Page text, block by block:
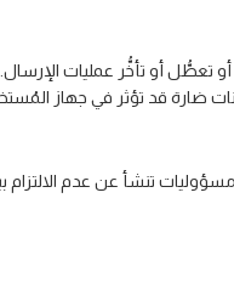
أو تعطُّل أو تأخُّر عمليات
ضارة قد تؤثر في جهاز
تنشأ عن عدم الالتزام